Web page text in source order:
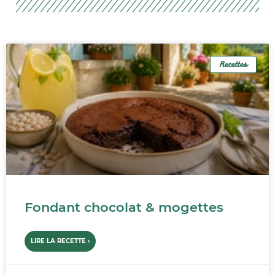
Recettes
Fondant chocolat & mogettes
LIRE LA RECETTE ›